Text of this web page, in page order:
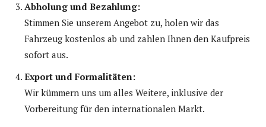
Abholung und Bezahlung:
Stimmen Sie unserem Angebot zu, holen wir das
Fahrzeug kostenlos ab und zahlen Ihnen den Kaufpreis
sofort aus.
Export und Formalitäten:
Wir kümmern uns um alles Weitere, inklusive der
Vorbereitung für den internationalen Markt.